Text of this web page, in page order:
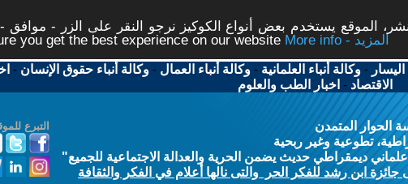
الموقع يستخدم بعض أنواع الكوكيز نرجو النقر على الزر - موافق
you get the best experience on our website
More info - المزيد
-وكالة أنباء العلمانية -وكالة أنباء العمال -وكالة أنباء حقوق الإنسان -
الاقتصاد - اخبار الطب والعلوم
التبرع
الحوار المتمدن
تطوعية وغير ربحية
ديمقراطي حديث يضمن الحرية والعدالة الاجتماعية للجميع"
ابن رشد للفكر الحر والتى نالها أعلام في الفكر والثقافة